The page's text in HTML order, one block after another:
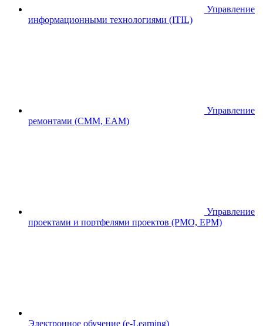
Управление
информационными технологиями (ITIL)
Управление
ремонтами (CMM, EAM)
Управление
проектами и портфелями проектов (PMO, EPM)
Электронное обучение (e-Learning)